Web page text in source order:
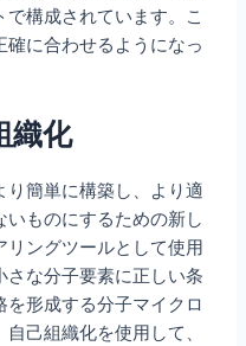
構成されています。こ
に合わせるようになっ
織化
り簡単に構築し、より適
ものにするための新し
ングツールとして使用
さな分子要素に正しい条
形成する分子マイクロ
己組織化を使用して、